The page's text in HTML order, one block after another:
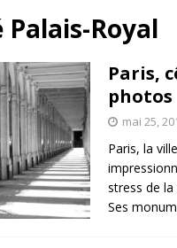
Palais-Royal
Paris,
photos
mai 25,
Paris, la
stress de
Ses